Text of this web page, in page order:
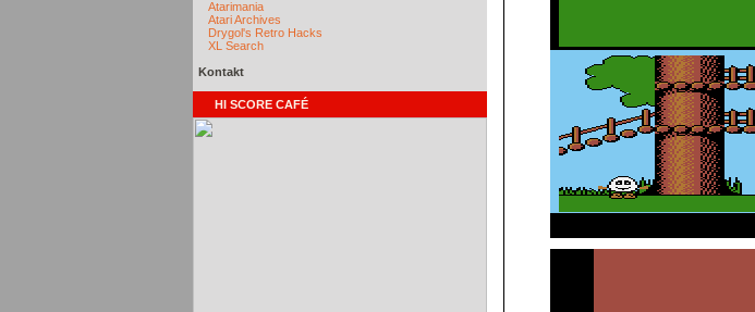
Atarimania
Atari Archives
Drygol's Retro Hacks
XL Search
Kontakt
HI SCORE CAFÉ